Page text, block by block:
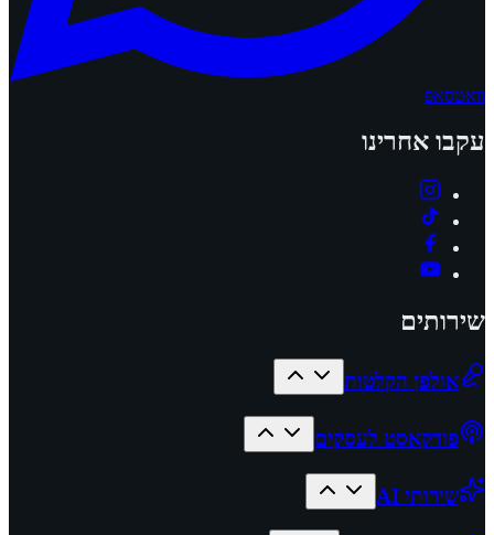
וואטסאפ
עקבו אחרינו
שירותים
אולפן הקלטות
פודקאסט לעסקים
שירותי AI